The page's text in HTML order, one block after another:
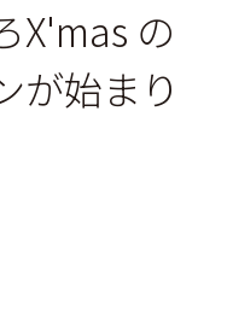
X'mas の
が始まり